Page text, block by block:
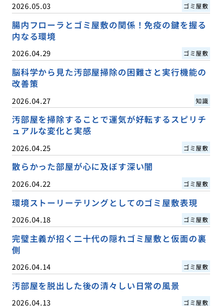
2026.05.03 ゴミ屋敷
腸内フローラとゴミ屋敷の関係！免疫の鍵を握る
内なる環境
2026.04.29 ゴミ屋敷
脳科学から見た汚部屋掃除の困難さと実行機能の
改善策
2026.04.27 知識
汚部屋を掃除することで運気が好転するスピリチ
ュアルな変化と実感
2026.04.25 ゴミ屋敷
散らかった部屋が心に及ぼす深い闇
2026.04.22 ゴミ屋敷
環境ストーリーテリングとしてのゴミ屋敷表現
2026.04.18 ゴミ屋敷
完璧主義が招く二十代の隠れゴミ屋敷と仮面の裏
側
2026.04.14 ゴミ屋敷
汚部屋を脱出した後の清々しい日常の風景
2026.04.13 ゴミ屋敷